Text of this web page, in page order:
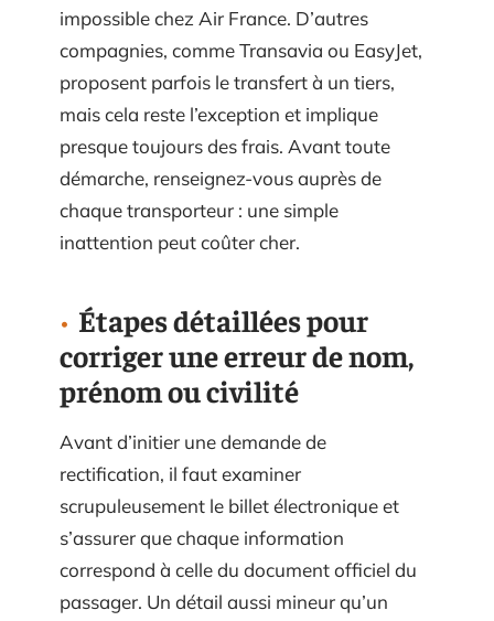
impossible chez Air France. D’autres
compagnies, comme Transavia ou EasyJet,
proposent parfois le transfert à un tiers,
mais cela reste l’exception et implique
presque toujours des frais. Avant toute
démarche, renseignez-vous auprès de
chaque transporteur : une simple
inattention peut coûter cher.
Étapes détaillées pour
corriger une erreur de nom,
prénom ou civilité
Avant d’initier une demande de
rectification, il faut examiner
scrupuleusement le billet électronique et
s’assurer que chaque information
correspond à celle du document officiel du
passager. Un détail aussi mineur qu’un